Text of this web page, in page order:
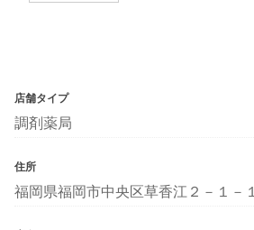
店舗タイプ
調剤薬局
住所
福岡県福岡市中央区草香江２－１－１